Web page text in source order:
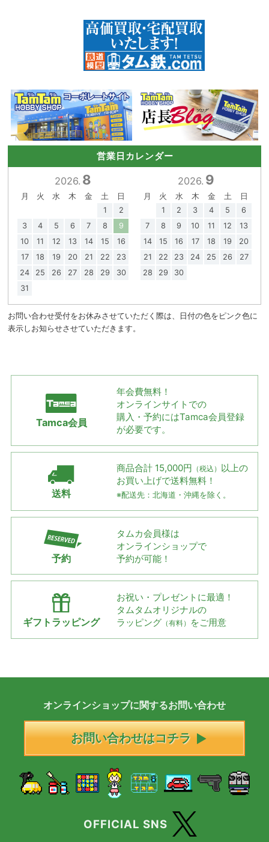
営業日カレンダー
2026. 8
月 火 水 木 金 土
日
1
2
3
4 5 6 7 8
9
10
11 12 13 14 15
16
17
18 19 20 21 22
23
24
25 26 27 28 29
30
31
2026. 9
月 火 水 木 金 土
日
1
2 3 4 5
6
7
8 9 10 11 12
13
14
15 16 17 18 19
20
21
22 23 24 25 26
27
28
29 30
お問い合わせ受付をお休みさせていただく際は、日付の色をピンク色に
表示しお知らせさせていただきます。
Tamca会員
年会費無料！
オンラインサイトでの
購入・予約にはTamca会員登録
が必要です。
送料
商品合計 15,000円 （税込） 以上の
お買い上げで送料無料！
※配送先：北海道・沖縄を除く。
予約
タムカ会員様は
オンラインショップで
予約が可能！
ギフトラッピング
お祝い・プレゼントに最適！
タムタムオリジナルの
ラッピング （有料） をご用意
オンラインショップに関するお問い合わせ
お問い合わせはコチラ
OFFICIAL SNS